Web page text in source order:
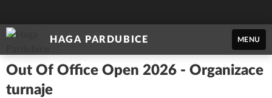
HAGA PARDUBICE MENU
Out Of Office Open 2026 - Organizace
turnaje